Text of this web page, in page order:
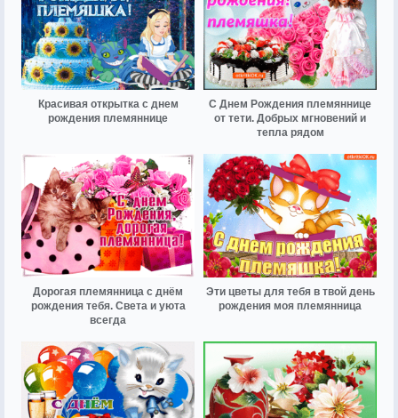
Красивая открытка с днем
рождения племяннице
С Днем Рождения племяннице
от тети. Добрых мгновений и
тепла рядом
Дорогая племянница с днём
рождения тебя. Света и уюта
всегда
Эти цветы для тебя в твой день
рождения моя племянница